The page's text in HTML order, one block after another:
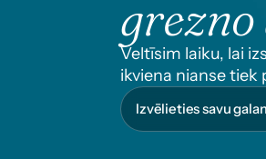
Veltīsim laiku, lai
ikviena nianse